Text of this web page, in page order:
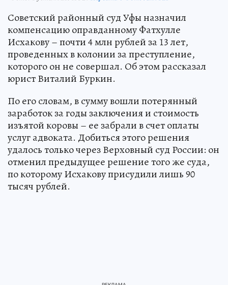
Советский районный суд Уфы назначил
компенсацию оправданному Фатхулле
Исхакову – почти 4 млн рублей за 13 лет,
проведенных в колонии за преступление,
которого он не совершал. Об этом рассказал
юрист Виталий Буркин.
По его словам, в сумму вошли потерянный
заработок за годы заключения и стоимость
изъятой коровы – ее забрали в счет оплаты
услуг адвоката. Добиться этого решения
удалось только через Верховный суд России: он
отменил предыдущее решение того же суда,
по которому Исхакову присудили лишь 90
тысяч рублей.